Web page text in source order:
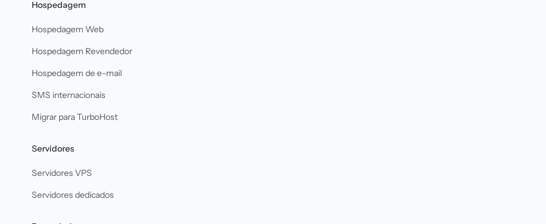
Hospedagem
Hospedagem Web
Hospedagem Revendedor
Hospedagem de e-mail
SMS internacionais
Migrar para TurboHost
Servidores
Servidores VPS
Servidores dedicados